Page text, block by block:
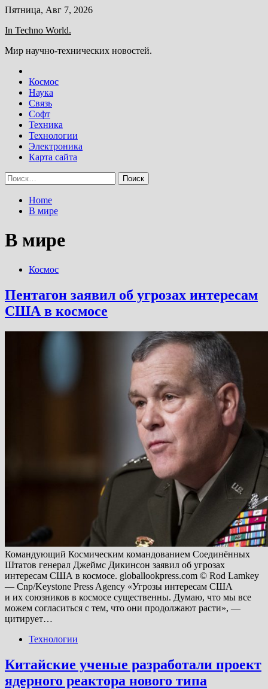
Skip
content
Пятница, Авг 7, 2026
In Techno World.
Мир научно-технических новостей.
Космос
Наука
Связь
Софт
Техника
Технологии
Электроника
Карта сайта
Найти:
Home
В мире
В мире
Космос
Пентагон заявил об угрозах интересам
США в космосе
Командующий Космическим командованием Соединённых
Штатов генерал Джеймс Дикинсон заявил об угрозах
интересам США в космосе. globallookpress.com © Rod Lamkey
— Cnp/Keystone Press Agency «Угрозы интересам США
и их союзников в космосе существенны. Думаю, что мы все
можем согласиться с тем, что они продолжают расти», —
цитирует…
Технологии
Китайские ученые разработали проект
ядерного реактора нового типа